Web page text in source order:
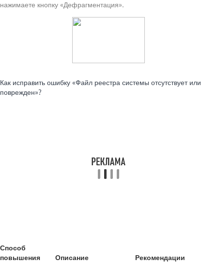
нажимаете кнопку «Дефрагментация».
Как исправить ошибку «Файл реестра системы отсутствует или
поврежден»?
Способ
повышения
Описание Рекомендации